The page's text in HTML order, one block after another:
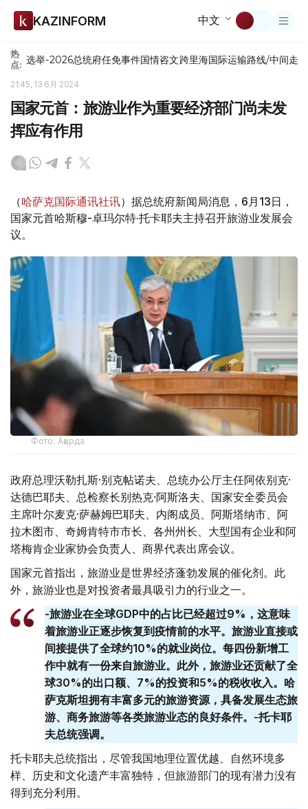
KAZINFORM 中文
热
点: 选举-2026总统府任免事件国情咨文跨里海国际运输路线/中间走廊
21:45, 13 6月 2024
国家元首：旅游业作为重要经济部门尚未发
挥应有作用
（哈萨克国际通讯社讯）据总统府新闻局消息，6月13日，
国家元首哈斯穆-卓玛尔特·托卡耶夫主持召开旅游业发展会
议。
Фото: Ақорда
政府总理沃勒扎斯·别克帖诺夫、总统办公厅主任阿依别克·
达德巴耶夫、总检察长别热克·阿斯洛夫、国家安全委员会
主席叶尔麦克·萨赫姆巴耶夫、内阁成员、阿斯塔纳市、阿
拉木图市、奇姆肯特市市长、各州州长、大型国有企业和阿
塔梅肯企业家协会负责人、商界代表出席会议。
国家元首指出，旅游业是世界经济蓬勃发展的催化剂。此
外，旅游业也是对投资者最具吸引力的行业之一。
-旅游业在全球GDP中的占比已经超过9%，这意味
着旅游业正逐步恢复到疫情前的水平。旅游业直接或
间接提供了全球约10%的就业岗位。每四份新增工
作中就有一份来自旅游业。此外，旅游业还贡献了全
球30%的出口额、7%的投资和5%的税收收入。哈
萨克斯坦拥有丰富多元的旅游资源，具备发展生态旅
游、商务旅游等各类旅游业态的良好条件。-托卡耶
夫总统强调。
托卡耶夫总统指出，尽管我国地理位置优越、自然环境多
样、历史和文化遗产丰富独特，但旅游部门的现有潜力没有
得到充分利用。